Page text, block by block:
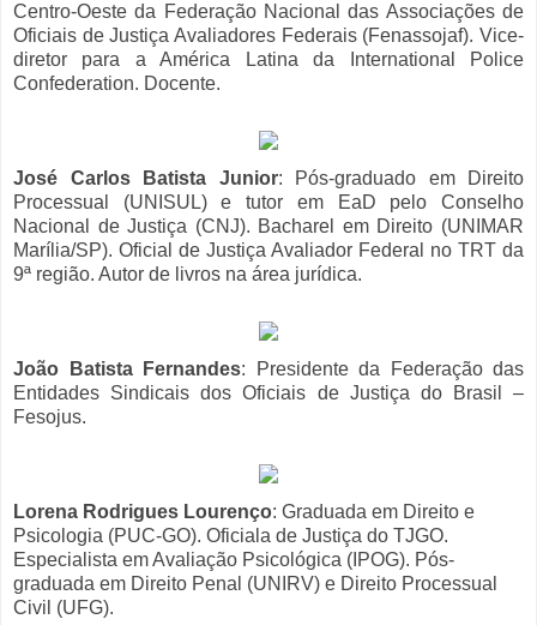
Centro-Oeste da Federação Nacional das Associações de
Oficiais de Justiça Avaliadores Federais (Fenassojaf). Vice-
diretor para a América Latina da International Police
Confederation. Docente.
José Carlos Batista Junior: Pós-graduado em Direito
Processual (UNISUL) e tutor em EaD pelo Conselho
Nacional de Justiça (CNJ). Bacharel em Direito (UNIMAR
Marília/SP). Oficial de Justiça Avaliador Federal no TRT da
9ª região. Autor de livros na área jurídica.
João Batista Fernandes: Presidente da Federação das
Entidades Sindicais dos Oficiais de Justiça do Brasil –
Fesojus.
Lorena Rodrigues Lourenço: Graduada em Direito e
Psicologia (PUC-GO). Oficiala de Justiça do TJGO.
Especialista em Avaliação Psicológica (IPOG). Pós-
graduada em Direito Penal (UNIRV) e Direito Processual
Civil (UFG).